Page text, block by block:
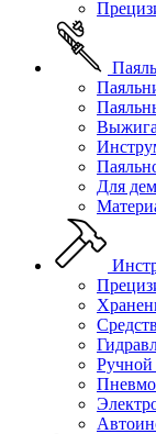
Для
Ручной